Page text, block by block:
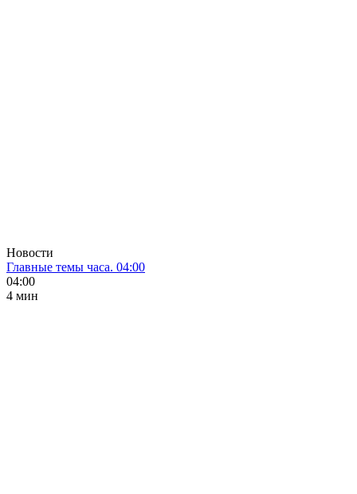
Новости
Главные темы часа. 04:00
04:00
4 мин